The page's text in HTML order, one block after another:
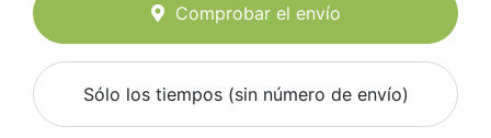
Comprobar el envío
Sólo los tiempos (sin número de envío)